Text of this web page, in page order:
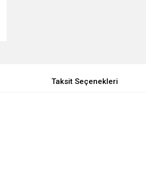
Taksit Seçenekleri